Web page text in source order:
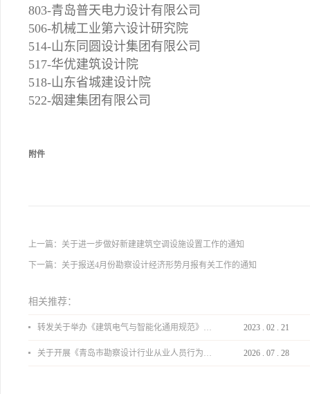
803-青岛普天电力设计有限公司
506-机械工业第六设计研究院
514-山东同圆设计集团有限公司
517-华优建筑设计院
518-山东省城建设计院
522-烟建集团有限公司
附件
上一篇： 关于进一步做好新建建筑空调设施设置工作的通知
下一篇： 关于报送4月份勘察设计经济形势月报有关工作的通知
相关推荐：
转发关于举办《建筑电气与智能化通用规范》 GB55024-2022公益宣贯的通知 2023 . 02 . 21
关于开展《青岛市勘察设计行业从业人员行为导则》、《青岛市住宅工程设计审查品质提升指引（2026版）》宣贯活动的通知 2026 . 07 . 28